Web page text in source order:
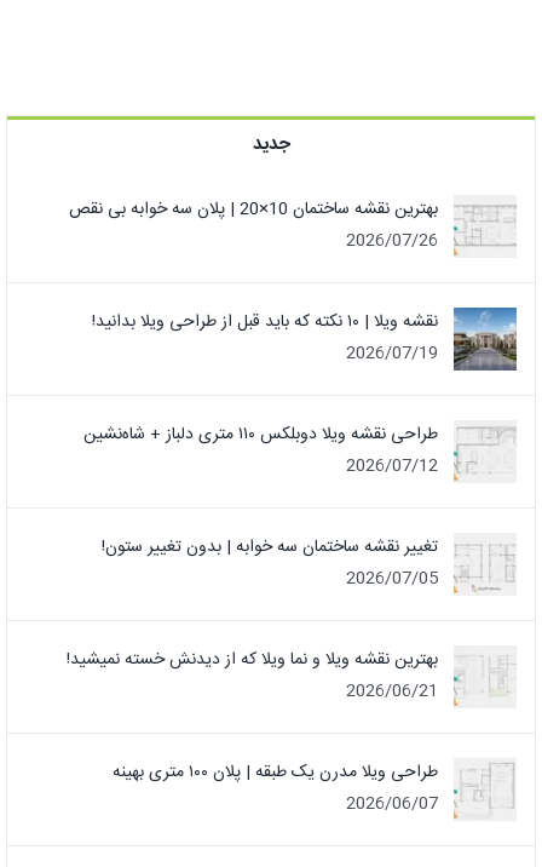
جدید
بهترین نقشه ساختمان 10×20 | پلان سه خوابه بی نقص
2026/07/26
نقشه ویلا | ۱۰ نکته که باید قبل از طراحی ویلا بدانید!
2026/07/19
طراحی نقشه ویلا دوبلکس ۱۱۰ متری دلباز + شاه‌نشین
2026/07/12
تغییر نقشه ساختمان سه خوابه | بدون تغییر ستون!
2026/07/05
بهترین نقشه ویلا و نما ویلا که از دیدنش خسته نمیشید!
2026/06/21
طراحی ویلا مدرن یک‌ طبقه | پلان ۱۰۰ متری بهینه
2026/06/07